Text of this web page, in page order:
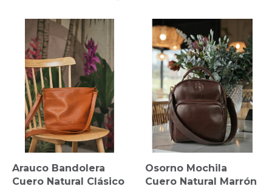
Osorno Mochila
Cuero Natural Marrón
Cochamo Bandolera
Cuero Natural Caoba